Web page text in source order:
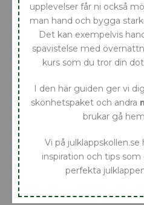
upplevelser får ni också
man hand och bygga
Det kan exempelvis
spavistelse med
kurs som du tror din
I den här guiden ger vi
skönhetspaket och andra
brukar gå
Vi på
inspiration och tips
perfekta